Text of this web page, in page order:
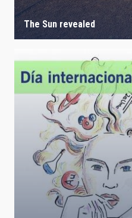
The Sun revealed